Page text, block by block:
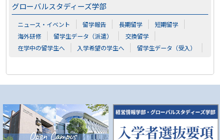
グローバルスタディーズ学部
ニュース・イベント 留学報告 長期留学
短期留学
海外研修
留学生データ（派遣）
交換留学
在学中の留学生へ
入学希望の学生へ 留学生データ（受入）